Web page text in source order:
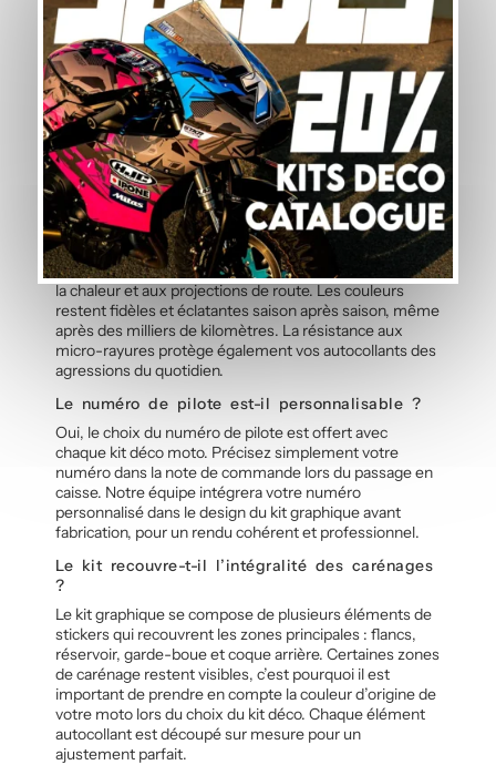
2 côtés de réservoir
2 dessus de réservoir
4 côtés de coque arrière
2 faces avant
2 sabots
Questions fréquentes — Kit Déco Noir
et Bleu-Rouge
Quelle est la durabilité des stickers face aux
intempéries ?
Le vinyle polymère utilisé pour ce kit déco moto est
spécifiquement conçu pour résister aux UV, à la pluie, à
la chaleur et aux projections de route. Les couleurs
restent fidèles et éclatantes saison après saison, même
après des milliers de kilomètres. La résistance aux
micro-rayures protège également vos autocollants des
agressions du quotidien.
Le numéro de pilote est-il personnalisable ?
Oui, le choix du numéro de pilote est offert avec
chaque kit déco moto. Précisez simplement votre
numéro dans la note de commande lors du passage en
caisse. Notre équipe intégrera votre numéro
personnalisé dans le design du kit graphique avant
fabrication, pour un rendu cohérent et professionnel.
Le kit recouvre-t-il l’intégralité des carénages
?
Le kit graphique se compose de plusieurs éléments de
stickers qui recouvrent les zones principales : flancs,
réservoir, garde-boue et coque arrière. Certaines zones
de carénage restent visibles, c’est pourquoi il est
important de prendre en compte la couleur d’origine de
votre moto lors du choix du kit déco. Chaque élément
autocollant est découpé sur mesure pour un
ajustement parfait.